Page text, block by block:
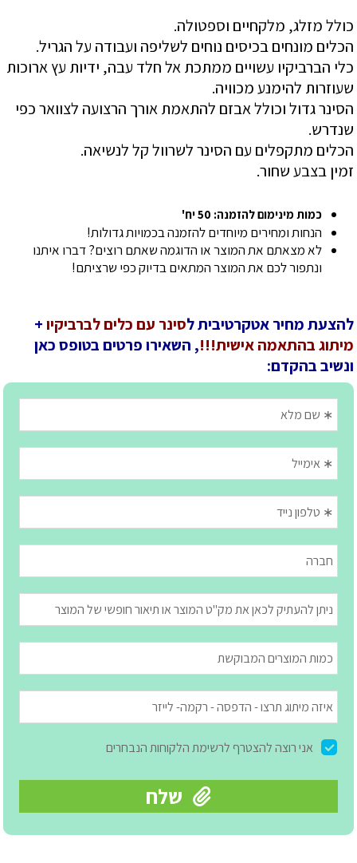
כולל מזלג, מלקחיים וספטולה.
הכלים מונחים בכיסים נוחים לשליפה ועבודה על הגריל.
כלי הברביקיו עשויים ממתכת אל חלד עבה, ידיות עץ ארוכות
שעוזרות להימנע מכוויה.
הסינר גדול וכולל אבזם להתאמת אורך הרצועה לצוואר כפי
שנדרש.
הכלים מתקפלים עם הסינר לשרוול קל לנשיאה.
זמין בצבע שחור.
כמות מינימום להזמנה: 50 יח'
הנחות ומחירים מיוחדים להזמנה בכמויות גדולות!
לא מצאתם את המוצר או הדוגמה שאתם רוצים? דברו איתנו
ונתפור לכם את המוצר המתאים בדיוק כפי שרציתם!
להצעת מחיר אטקרטיבית לסינר עם כלים לברביקיו+
מיתוג בהתאמה אישית!!!, השאירו פרטים בטופס כאן
ונשיב בהקדם: